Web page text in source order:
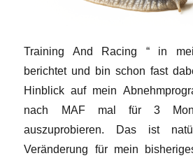
Training And Racing “ in
berichtet und bin schon fast
Hinblick auf mein
nach MAF mal für 3
auszuprobieren. Das ist
Veränderung für mein